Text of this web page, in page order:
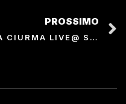
PROSSIMO
LA CIURMA LIVE@ S.GIULIANO T.ME